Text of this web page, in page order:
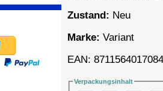
Zustand: Neu
Marke: Variant
EAN: 8711564017084
Verpackungsinhalt